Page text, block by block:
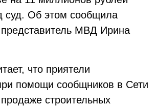
суд. Об этом сообщила
МВД Ирина
что приятели
помощи сообщников в Сети
строительных